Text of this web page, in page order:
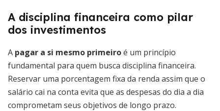
A disciplina financeira como pilar
dos investimentos
A pagar a si mesmo primeiroé um princípio
fundamental para quem busca disciplina financeira.
Reservar uma porcentagem fixa da renda assim que o
salário cai na conta evita que as despesas do dia a dia
comprometam seus objetivos de longo prazo.